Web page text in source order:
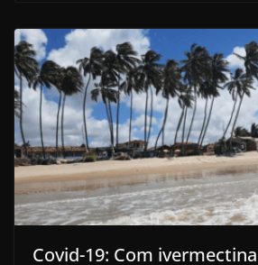
Covid-19: Com ivermectina